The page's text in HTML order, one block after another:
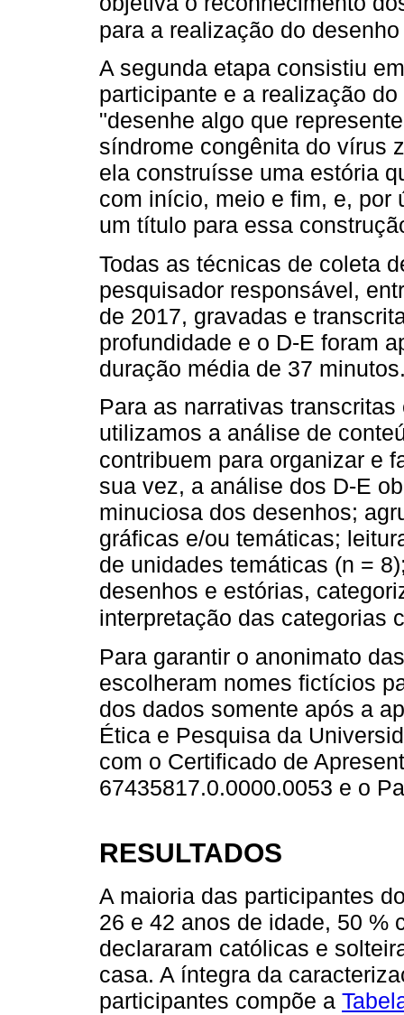
para a realização do
A segunda etapa consistiu
participante e a realização
"desenhe algo que
síndrome congênita do vírus
ela construísse uma estória
com início, meio e fim, e, por
um título para essa
Todas as técnicas de coleta
pesquisador responsável,
de 2017, gravadas e
profundidade e o D-E foram
duração média de 37
Para as narrativas
utilizamos a análise de
contribuem para organizar e
sua vez, a análise dos D-E
minuciosa dos desenhos;
gráficas e/ou temáticas;
de unidades temáticas (n =
desenhos e estórias,
interpretação das categorias
Para garantir o anonimato
escolheram nomes fictícios
dos dados somente após a
Ética e Pesquisa da
com o Certificado de
67435817.0.0000.0053 e o
RESULTADOS
A maioria das participantes
26 e 42 anos de idade, 50 %
declararam católicas e
casa. A íntegra da
participantes compõe a